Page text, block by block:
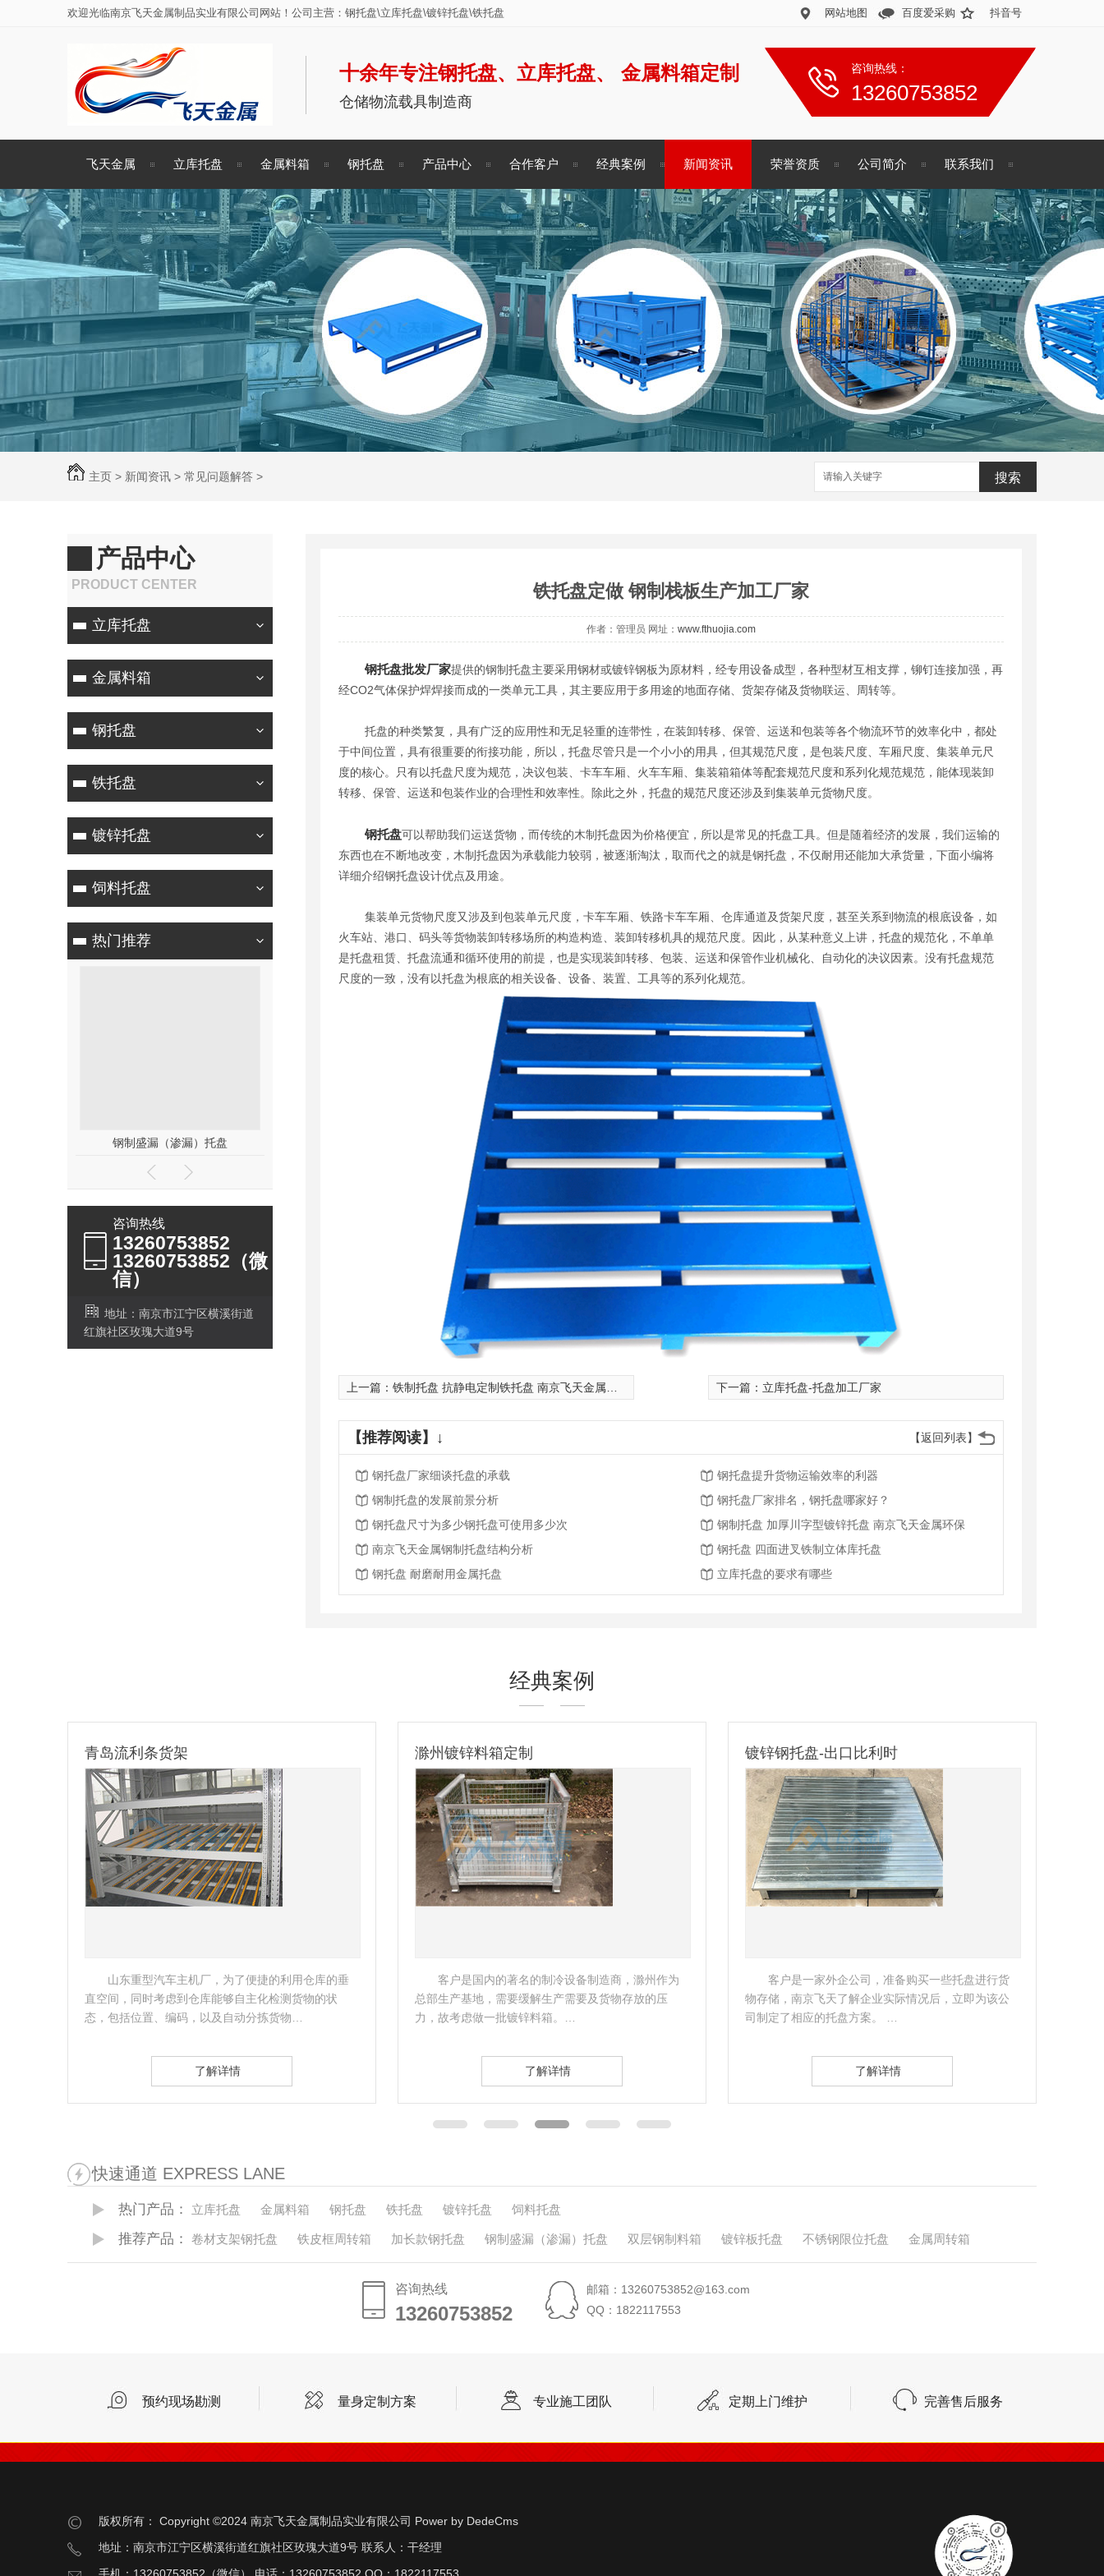
欢迎光临南京飞天金属制品实业有限公司网站！公司主营：钢托盘\立库托盘\镀锌托盘\铁托盘 网站地图 百度爱采购 抖音号
十余年专注钢托盘、立库托盘、 金属料箱定制
仓储物流载具制造商
咨询热线：
13260753852
飞天金属 立库托盘 金属料箱 钢托盘 产品中心 合作客户 经典案例 新闻资讯 荣誉资质 公司简介 联系我们
主页 > 新闻资讯 > 常见问题解答 > 搜索
产品中心
PRODUCT CENTER
立库托盘
金属料箱
钢托盘
铁托盘
镀锌托盘
饲料托盘
热门推荐
卷材支架钢托盘
咨询热线
13260753852
13260753852（微
信）
地址：南京市江宁区横溪街道
红旗社区玫瑰大道9号
铁托盘定做 钢制栈板生产加工厂家
作者：管理员 网址： www.fthuojia.com
钢托盘批发厂家提供的钢制托盘主要采用钢材或镀锌钢板为原材料，经专用设备成型，各种型材互相支撑，铆钉连接加强，再
经CO2气体保护焊焊接而成的一类单元工具，其主要应用于多用途的地面存储、货架存储及货物联运、周转等。
托盘的种类繁复，具有广泛的应用性和无足轻重的连带性，在装卸转移、保管、运送和包装等各个物流环节的效率化中，都处
于中间位置，具有很重要的衔接功能，所以，托盘尽管只是一个小小的用具，但其规范尺度，是包装尺度、车厢尺度、集装单元尺
度的核心。只有以托盘尺度为规范，决议包装、卡车车厢、火车车厢、集装箱箱体等配套规范尺度和系列化规范规范，能体现装卸
转移、保管、运送和包装作业的合理性和效率性。除此之外，托盘的规范尺度还涉及到集装单元货物尺度。
钢托盘可以帮助我们运送货物，而传统的木制托盘因为价格便宜，所以是常见的托盘工具。但是随着经济的发展，我们运输的
东西也在不断地改变，木制托盘因为承载能力较弱，被逐渐淘汰，取而代之的就是钢托盘，不仅耐用还能加大承货量，下面小编将
详细介绍钢托盘设计优点及用途。
集装单元货物尺度又涉及到包装单元尺度，卡车车厢、铁路卡车车厢、仓库通道及货架尺度，甚至关系到物流的根底设备，如
火车站、港口、码头等货物装卸转移场所的构造构造、装卸转移机具的规范尺度。因此，从某种意义上讲，托盘的规范化，不单单
是托盘租赁、托盘流通和循环使用的前提，也是实现装卸转移、包装、运送和保管作业机械化、自动化的决议因素。没有托盘规范
尺度的一致，没有以托盘为根底的相关设备、设备、装置、工具等的系列化规范。
上一篇： 铁制托盘 抗静电定制铁托盘 南京飞天金属立库钢 下一篇： 立库托盘-托盘加工厂家
【返回列表】
【推荐阅读】↓
钢托盘厂家细谈托盘的承载
钢托盘提升货物运输效率的利器
钢制托盘的发展前景分析
钢托盘厂家排名，钢托盘哪家好？
钢托盘尺寸为多少钢托盘可使用多少次
钢制托盘 加厚川字型镀锌托盘 南京飞天金属环保
南京飞天金属钢制托盘结构分析
钢托盘 四面进叉铁制立体库托盘
钢托盘 耐磨耐用金属托盘
立库托盘的要求有哪些
经典案例
滁州镀锌料箱定制
客户是国内的著名的制冷设备制造商，滁州作为
总部生产基地，需要缓解生产需要及货物存放的压
力，故考虑做一批镀锌料箱。…
了解详情
镀锌钢托盘-出口比利时
客户是一家外企公司，准备购买一些托盘进行货
物存储，南京飞天了解企业实际情况后，立即为该公
司制定了相应的托盘方案。 …
了解详情
南通重型货架
作为享富声誉的跨国集团，奇华顿香精香料有限
公司一直对仓储设备有着极高的管理要求。…
了解详情
快速通道 EXPRESS LANE
热门产品： 立库托盘 金属料箱 钢托盘 铁托盘 镀锌托盘 饲料托盘
推荐产品： 卷材支架钢托盘 铁皮框周转箱 加长款钢托盘 钢制盛漏（渗漏）托盘 双层钢制料箱 镀锌板托盘 不锈钢限位托盘 金属周转箱
咨询热线
13260753852
13260753852
邮箱：13260753852@163.com
QQ：1822117553
预约现场勘测 量身定制方案 专业施工团队 定期上门维护 完善售后服务
版权所有： Copyright ©2024 南京飞天金属制品实业有限公司 Power by DedeCms
地址：南京市江宁区横溪街道红旗社区玫瑰大道9号 联系人：干经理